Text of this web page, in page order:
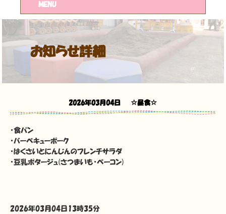
MENU
お知らせ詳細
2026年03月04日 ☆昼食☆
・食パン
・バーベキューポーク
・はくさいとにんじんのフレンチサラダ
・豆乳ポタージュ(さつまいも・ベーコン)
2026年03月04日13時35分